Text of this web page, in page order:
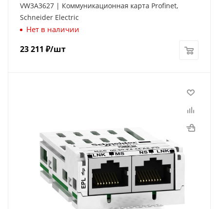
VW3A3627 | Коммуникационная карта Profinet,
Schneider Electric
Нет в наличии
23 211 ₽/шт